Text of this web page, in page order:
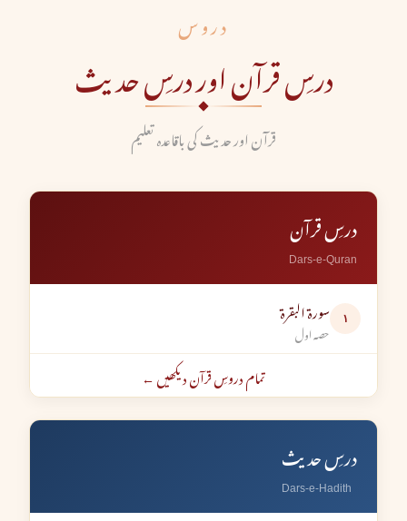
دروس
درسِ قرآن اور درسِ حدیث
قرآن اور حدیث کی باقاعدہ تعلیم
درسِ قرآن
Dars-e-Quran
۱ سورۃ البقرۃ
حصہ اول
تمام دروسِ قرآن دیکھیں ←
درسِ حدیث
Dars-e-Hadith